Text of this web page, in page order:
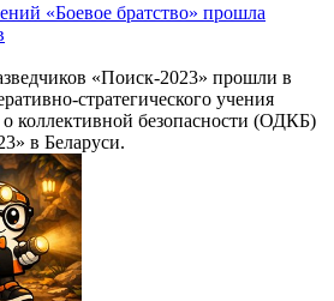
«Боевое братство» прошла
«Поиск-2023» прошли в
стратегического учения
коллективной безопасности (ОДКБ)
в Беларуси.